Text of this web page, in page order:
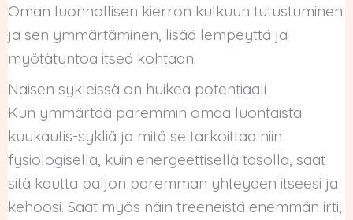
Oman luonnollisen kierron kulkuun tutustuminen
ja sen ymmärtäminen, lisää lempeyttä ja
myötätuntoa itseä kohtaan.
Naisen sykleissä on huikea potentiaali
Kun ymmärtää paremmin omaa luontaista
kuukautis-sykliä ja mitä se tarkoittaa niin
fysiologisella, kuin energeettisellä tasolla, saat
sitä kautta paljon paremman yhteyden itseesi ja
kehoosi. Saat myös näin treeneistä enemmän irti,